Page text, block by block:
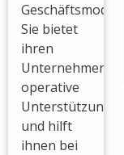
Geschäftsmodelle.
Sie bietet
ihren
Unternehmen
operative
Unterstützung
und hilft
ihnen bei